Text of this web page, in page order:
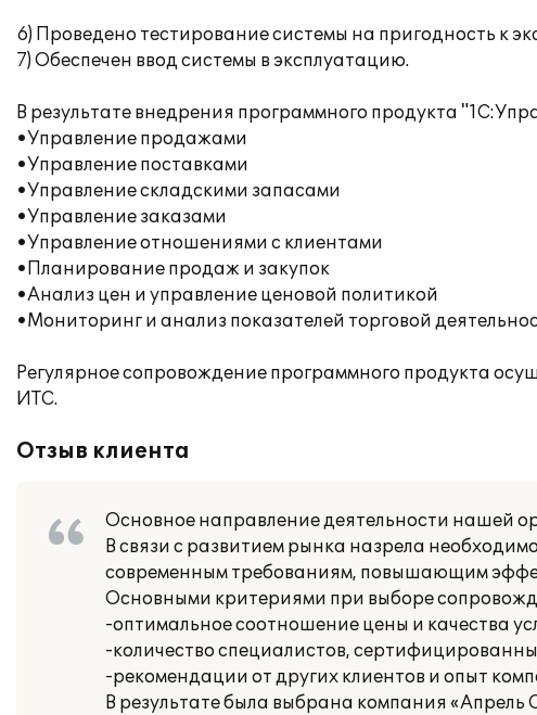
6) Проведено тестирование системы на пригодность к
7) Обеспечен ввод системы в эксплуатацию.
В результате внедрения программного продукта
•Управление продажами
•Управление поставками
•Управление складскими запасами
•Управление заказами
•Управление отношениями с клиентами
•Планирование продаж и закупок
•Анализ цен и управление ценовой политикой
•Мониторинг и анализ показателей торговой
Регулярное сопровождение программного продукта
ИТС.
Отзыв клиента
Основное направление деятельности нашей
В связи с развитием рынка назрела
современным требованиям, повышающим
Основными критериями при выборе
-оптимальное соотношение цены и качества
-количество специалистов,
-рекомендации от других клиентов и опыт
В результате была выбрана компания